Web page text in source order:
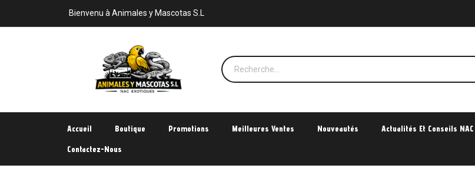
Bienvenu à Animales y Mascotas S.L
Accueil Boutique Promotions Meilleures Ventes Nouveautés Actualités Et Conseils NAC
Contactez-Nous